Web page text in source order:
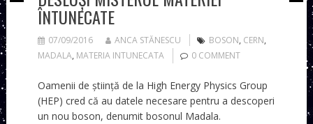
ÎNTUNECATE
07/09/2016 ANCA STĂNESCU BOSON, CERN,
MADALA, MATERIA INTUNECATA 0 COMMENT
Oamenii de știință de la High Energy Physics Group
(HEP) cred că au datele necesare pentru a descoperi
un nou boson, denumit bosonul Madala.